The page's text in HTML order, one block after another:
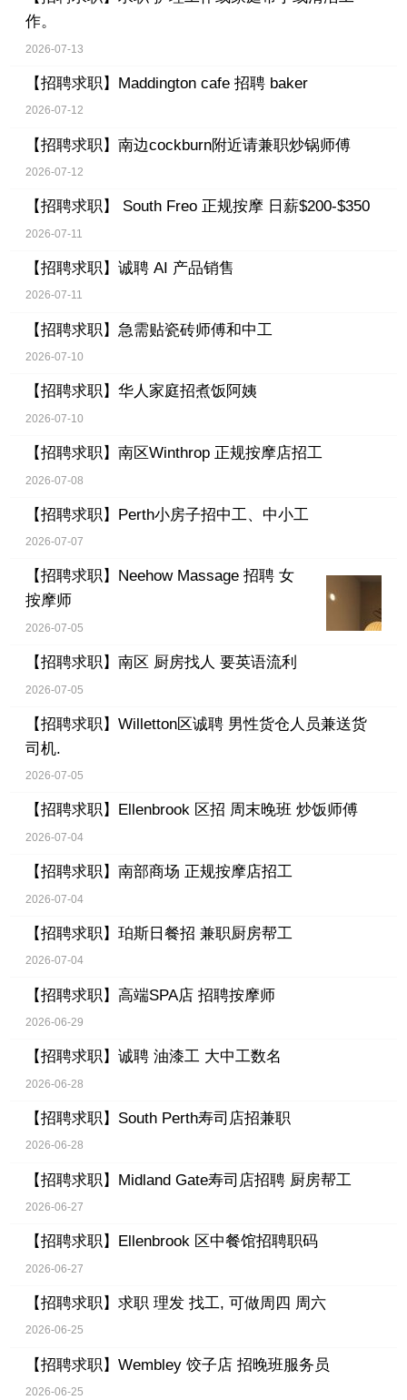
作。
2026-07-13
【招聘求职】 Maddington cafe 招聘 baker
2026-07-12
【招聘求职】 南边cockburn附近请兼职炒锅师傅
2026-07-12
【招聘求职】 South Freo 正规按摩 日薪$200-$350
2026-07-11
【招聘求职】 诚聘 AI 产品销售
2026-07-11
【招聘求职】 急需贴瓷砖师傅和中工
2026-07-10
【招聘求职】 华人家庭招煮饭阿姨
2026-07-10
【招聘求职】 南区Winthrop 正规按摩店招工
2026-07-08
【招聘求职】 Perth小房子招中工、中小工
2026-07-07
【招聘求职】
Neehow Massage 招聘 女
按摩师
2026-07-05
【招聘求职】 南区 厨房找人 要英语流利
2026-07-05
【招聘求职】 Willetton区诚聘 男性货仓人员兼送货
司机.
2026-07-05
【招聘求职】 Ellenbrook 区招 周末晚班 炒饭师傅
2026-07-04
【招聘求职】 南部商场 正规按摩店招工
2026-07-04
【招聘求职】 珀斯日餐招 兼职厨房帮工
2026-07-04
【招聘求职】 高端SPA店 招聘按摩师
2026-06-29
【招聘求职】 诚聘 油漆工 大中工数名
2026-06-28
【招聘求职】 South Perth寿司店招兼职
2026-06-28
【招聘求职】 Midland Gate寿司店招聘 厨房帮工
2026-06-27
【招聘求职】 Ellenbrook 区中餐馆招聘职码
2026-06-27
【招聘求职】 求职 理发 找工, 可做周四 周六
2026-06-25
【招聘求职】 Wembley 饺子店 招晚班服务员
2026-06-25